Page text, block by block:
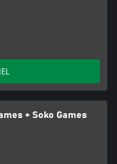
+ Soko Games